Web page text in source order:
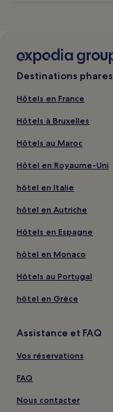
Destinations phares
Hôtels en France
Hôtels à Bruxelles
Hôtels au Maroc
Hôtel en Royaume-Uni
hôtel en Italie
hôtel en Autriche
Hôtels en Espagne
hôtel en Monaco
Hôtels au Portugal
hôtel en Grèce
Assistance et FAQ
Vos réservations
FAQ
Nous contacter